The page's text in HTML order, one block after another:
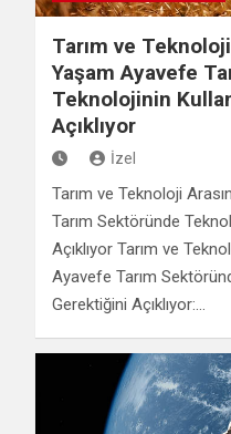
Tarım ve
Yaşam Ayavefe
Teknolojinin
Açıklıyor
İzel
Tarım ve Teknoloji
Tarım Sektöründe
Açıklıyor Tarım ve
Ayavefe Tarım
Gerektiğini Açıklıyor:…